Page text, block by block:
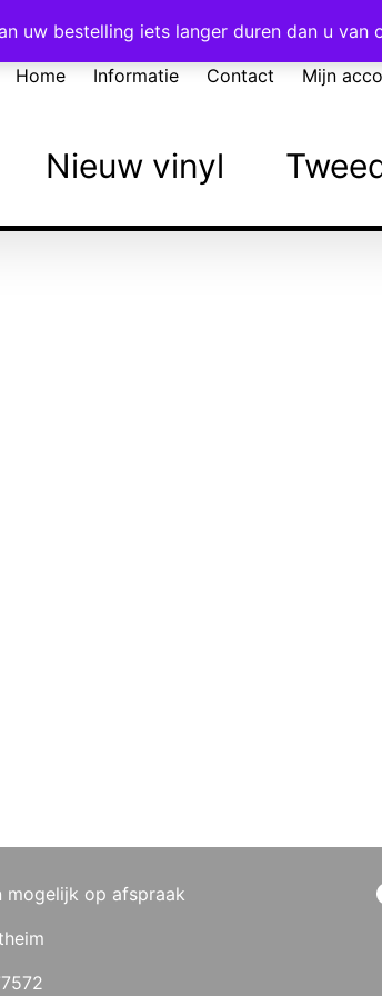
besteld = vandaag verzonden!
Home Informatie Contact Mijn
Nieuw vinyl
mogelijk op afspraak
uw bestelling iets langer duren dan u